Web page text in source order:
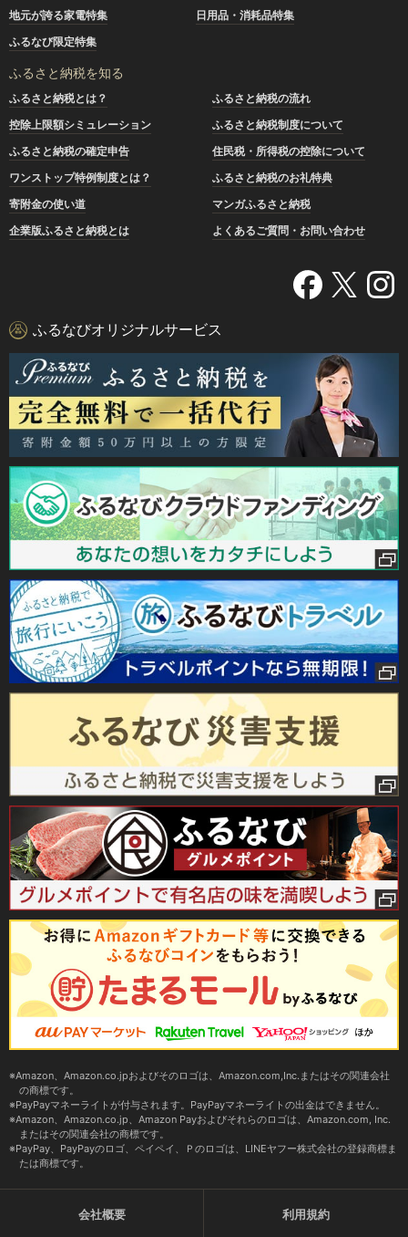
地元が誇る家電特集
日用品・消耗品特集
ふるなび限定特集
ふるさと納税を知る
ふるさと納税とは？
ふるさと納税の流れ
控除上限額シミュレーション
ふるさと納税制度について
ふるさと納税の確定申告
住民税・所得税の控除について
ワンストップ特例制度とは？
ふるさと納税のお礼特典
寄附金の使い道
マンガふるさと納税
企業版ふるさと納税とは
よくあるご質問・お問い合わせ
ふるなびオリジナルサービス
Amazon、Amazon.co.jpおよびそのロゴは、Amazon.com,Inc.またはその関連会社
の商標です。
PayPayマネーライトが付与されます。PayPayマネーライトの出金はできません。
Amazon、Amazon.co.jp、Amazon Payおよびそれらのロゴは、Amazon.com, Inc.
またはその関連会社の商標です。
PayPay、PayPayのロゴ、ペイペイ、Ｐのロゴは、LINEヤフー株式会社の登録商標ま
たは商標です。
会社概要 利用規約